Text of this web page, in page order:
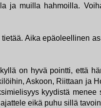
ja muilla hahmoilla.
tietää. Aika epäoleellinen
on hyvä pointti, että
Askoon, Riittaan ja
kyydistä
eikä puhu sillä